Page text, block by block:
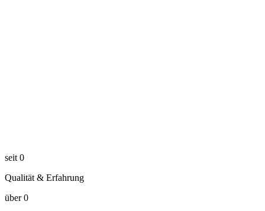
seit 0
Qualität & Erfahrung
über 0